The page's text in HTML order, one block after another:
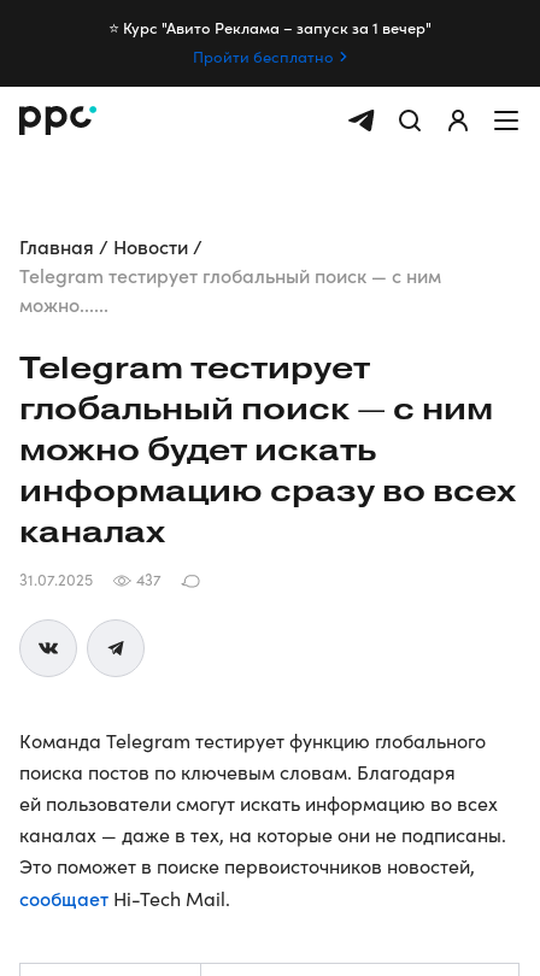
⭐️ Курс "Авито Реклама – запуск за 1 вечер"
Пройти бесплатно
Главная
Новости
Telegram тестирует глобальный поиск — с ним
можно......
Telegram тестирует
глобальный поиск — с ним
можно будет искать
информацию сразу во всех
каналах
31.07.2025 437
Команда Telegram тестирует функцию глобального
поиска постов по ключевым словам. Благодаря
ей пользователи смогут искать информацию во всех
каналах — даже в тех, на которые они не подписаны.
Это поможет в поиске первоисточников новостей,
сообщает Hi-Tech Mail.